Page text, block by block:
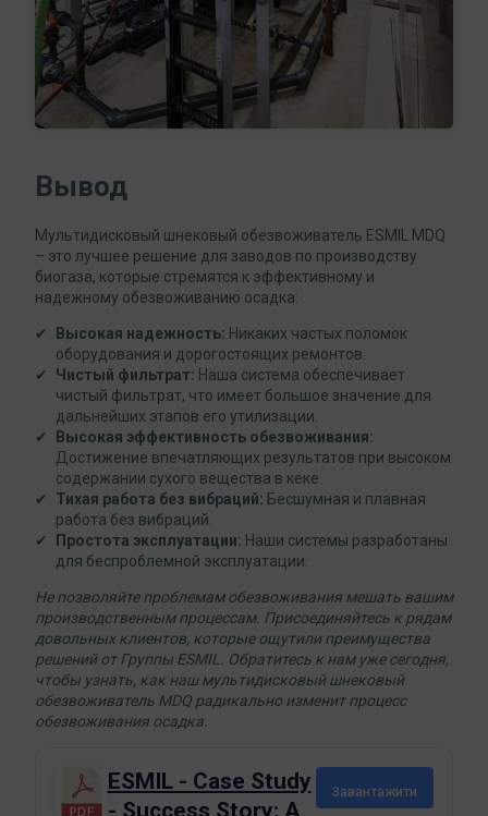
Вывод
Мультидисковый шнековый обезвоживатель ESMIL MDQ
– это лучшее решение для заводов по производству
биогаза, которые стремятся к эффективному и
надежному обезвоживанию осадка:
Высокая надежность: Никаких частых поломок
оборудования и дорогостоящих ремонтов.
Чистый фильтрат: Наша система обеспечивает
чистый фильтрат, что имеет большое значение для
дальнейших этапов его утилизации.
Высокая эффективность обезвоживания:
Достижение впечатляющих результатов при высоком
содержании сухого вещества в кеке.
Тихая работа без вибраций: Бесшумная и плавная
работа без вибраций.
Простота эксплуатации: Наши системы разработаны
для беспроблемной эксплуатации.
Не позволяйте проблемам обезвоживания мешать вашим
производственным процессам. Присоединяйтесь к рядам
довольных клиентов, которые ощутили преимущества
решений от Группы ESMIL. Обратитесь к нам уже сегодня,
чтобы узнать, как наш мультидисковый шнековый
обезвоживатель MDQ радикально изменит процесс
обезвоживания осадка.
ESMIL - Case Study
Завантажити